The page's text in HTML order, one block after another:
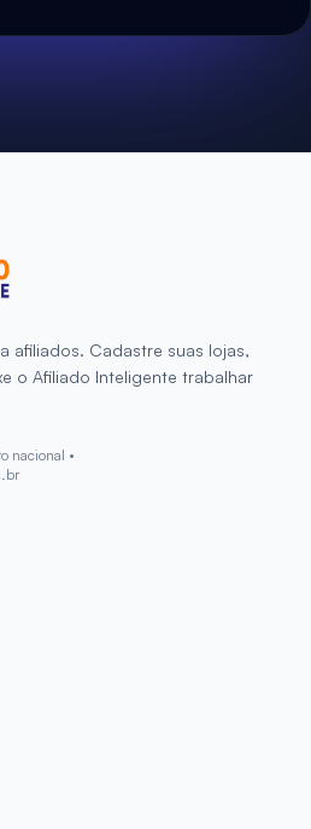
afiliados. Cadastre suas lojas,
o Afiliado Inteligente trabalhar
nacional •